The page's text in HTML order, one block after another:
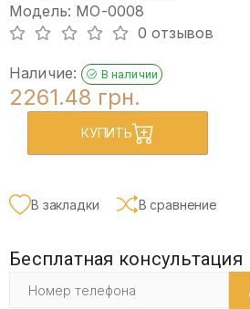
Модель: MO-0008
0 отзывов
Наличие: В наличии
2261.48 грн.
КУПИТЬ
В закладки В сравнение
Бесплатная консультация